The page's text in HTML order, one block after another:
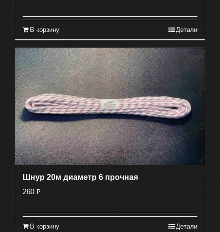
В корзину Детали
Шнур 20м диаметр 6 прочная
260 ₽
В корзину Детали